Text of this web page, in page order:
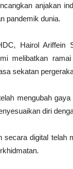
anjakan
pandemik dunia.
Hairol Ariffein
melibatkan
sekatan
mengubah
diri
secara digital telah